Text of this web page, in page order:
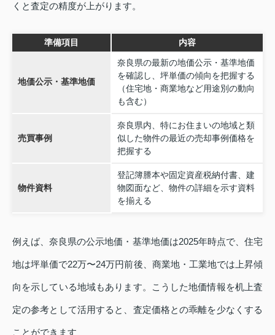
くと査定の精度が上がります。
準備項目 内容
地価公示・基準地価
奈良県の最新の地価公示・基準地価
を確認し、坪単価の傾向を把握する
（住宅地・商業地など用途別の動向
も含む）
売買事例
奈良県内、特にお住まいの地域と類
似した物件の最近の売却事例価格を
把握する
物件資料
登記簿謄本や固定資産税納付書、建
物図面など、物件の詳細を示す資料
を揃える
例えば、奈良県の公示地価・基準地価は2025年時点で、住宅
地は坪単価で22万〜24万円前後、商業地・工業地では上昇傾
向を示している地域もあります。こうした地価情報を机上査
定の参考として活用すると、査定価格との乖離を少なくする
ことができます